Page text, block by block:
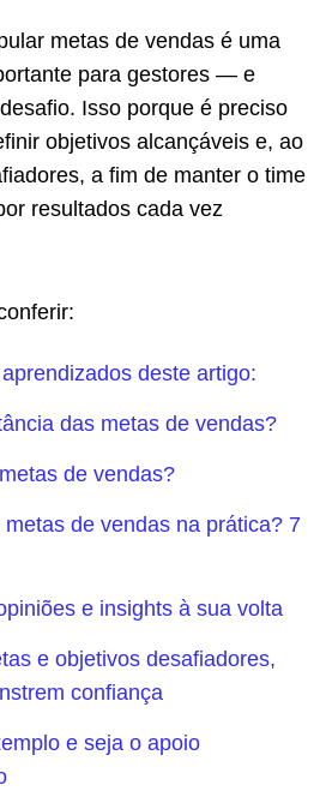
metas de vendas é uma
para gestores — e
Isso porque é preciso
objetivos alcançáveis e, ao
a fim de manter o time
resultados cada vez
deste artigo:
das metas de vendas?
de vendas?
de vendas na prática? 7
e insights à sua volta
e objetivos desafiadores,
confiança
e seja o apoio